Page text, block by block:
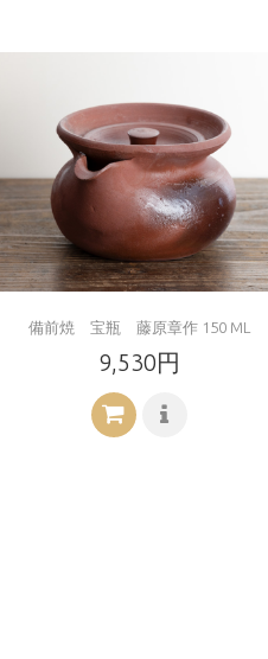
備前焼 宝瓶 藤原章作 150 ML
9,530円